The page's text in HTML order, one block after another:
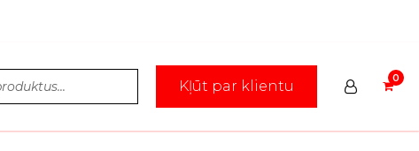
Kļūt par klientu